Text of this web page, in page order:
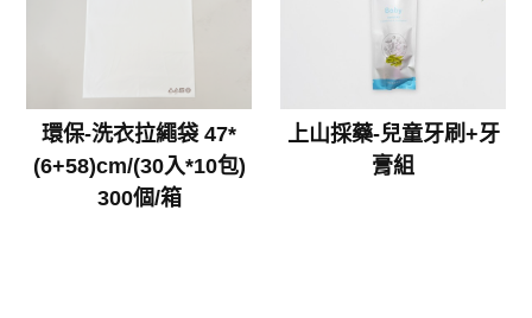
環保-洗衣拉繩袋 47*
(6+58)cm/(30入*10包)
300個/箱
上山採藥-兒童牙刷+牙
膏組